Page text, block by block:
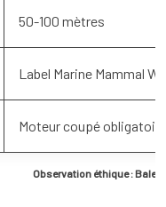
Observation éthique :
50-100 mètres
Label Marine Mammal
Moteur coupé